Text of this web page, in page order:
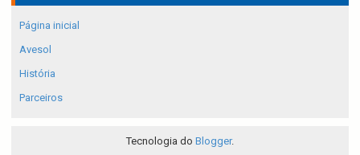
Página inicial
Avesol
História
Parceiros
Tecnologia do Blogger.